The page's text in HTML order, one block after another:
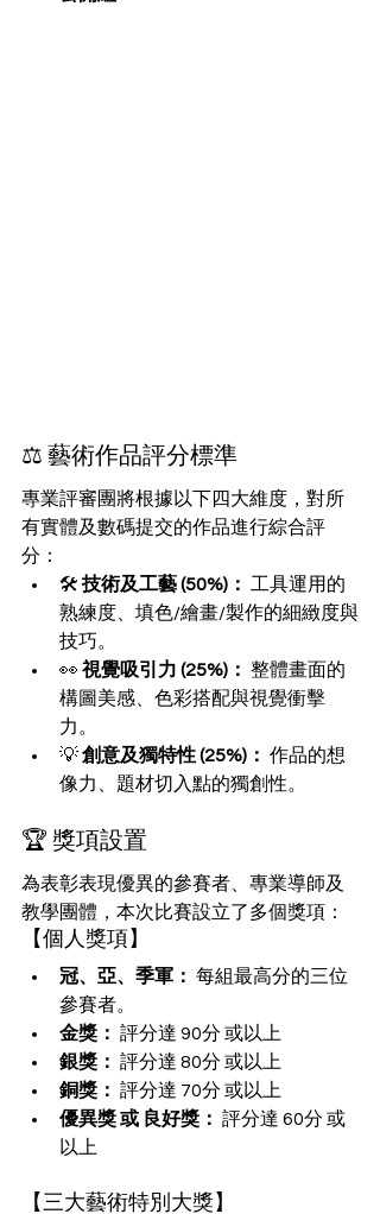
⚖️ 藝術作品評分標準
專業評審團將根據以下四大維度，對所
有實體及數碼提交的作品進行綜合評
分：
🛠️ 技術及工藝 (50%)：
工具運用的
熟練度、填色/繪畫/製作的細緻度與
技巧。
👀 視覺吸引力 (25%)： 整體畫面的
構圖美感、色彩搭配與視覺衝擊
力。
💡 創意及獨特性 (25%)： 作品的想
像力、題材切入點的獨創性。
🏆 獎項設置
為表彰表現優異的參賽者、專業導師及
教學團體，本次比賽設立了多個獎項：
【個人獎項】
冠、亞、季軍： 每組最高分的三位
參賽者。
金獎： 評分達 90分 或以上
銀獎： 評分達 80分 或以上
銅獎： 評分達 70分 或以上
優異獎 或 良好獎： 評分達 60分 或
以上
【三大藝術特別大獎】